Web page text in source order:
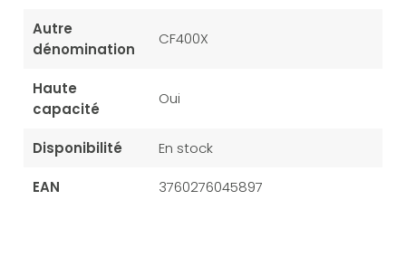
Autre
dénomination
CF400X
Haute
capacité
Oui
Disponibilité En stock
EAN 3760276045897